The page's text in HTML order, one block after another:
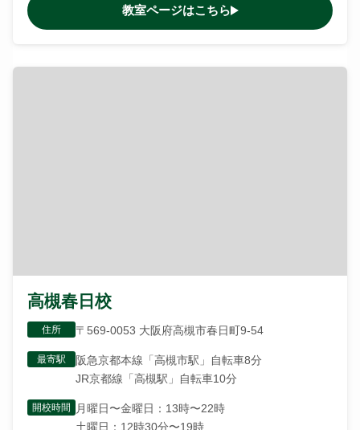
教室ページはこちら
高槻春日校
住所 〒569-0053 大阪府高槻市春日町9-54
最寄駅
阪急京都本線「高槻市駅」自転車8分
JR京都線「高槻駅」自転車10分
開校時間
月曜日〜金曜日：13時〜22時
土曜日：12時30分〜19時